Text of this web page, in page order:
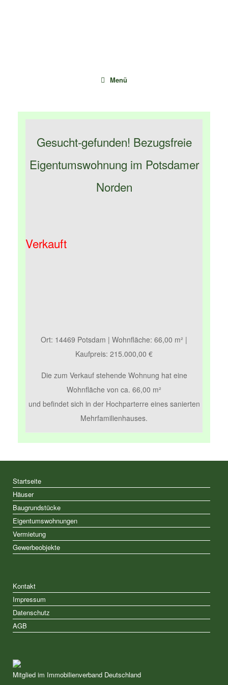
Menü
Gesucht-gefunden! Bezugsfreie
Eigentumswohnung im Potsdamer
Norden
Verkauft
Ort: 14469 Potsdam | Wohnfläche: 66,00 m² |
Kaufpreis: 215.000,00 €
Die zum Verkauf stehende Wohnung hat eine
Wohnfläche von ca. 66,00 m²
und befindet sich in der Hochparterre eines sanierten
Mehrfamilienhauses.
Startseite
Häuser
Baugrundstücke
Eigentumswohnungen
Vermietung
Gewerbeobjekte
Kontakt
Impressum
Datenschutz
AGB
Mitglied im Immobilienverband Deutschland